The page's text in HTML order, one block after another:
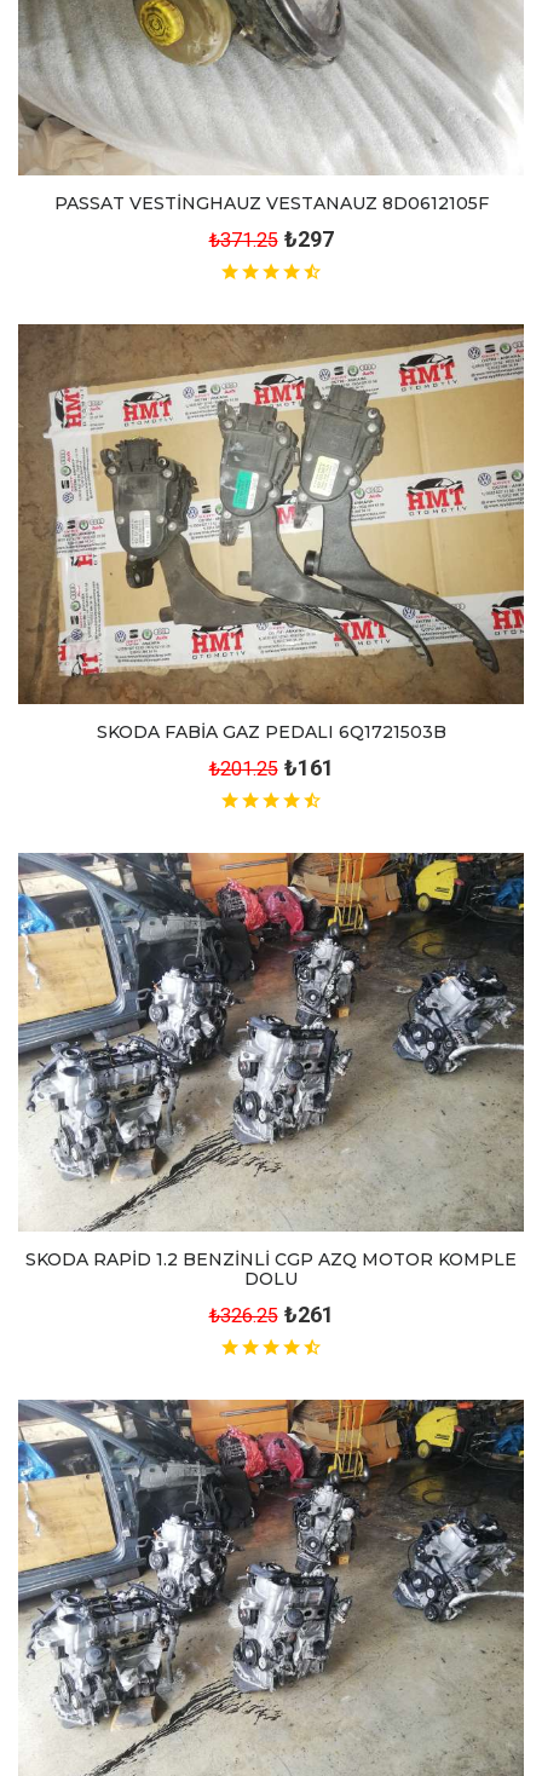
PASSAT VESTİNGHAUZ VESTANAUZ 8D0612105F
₺371.25 ₺297
SKODA FABİA GAZ PEDALI 6Q1721503B
₺201.25 ₺161
SKODA RAPİD 1.2 BENZİNLİ CGP AZQ MOTOR KOMPLE
DOLU
₺326.25 ₺261